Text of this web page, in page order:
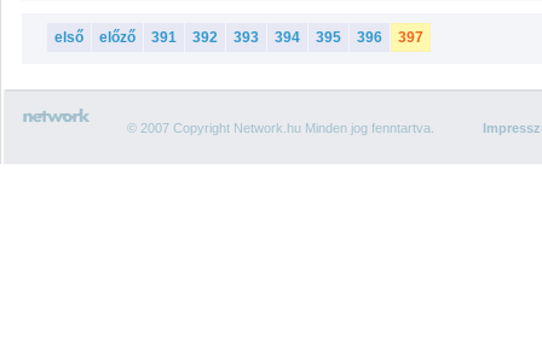
első előző 391 392 393 394 395 396 397
© 2007 Copyright Network.hu Minden jog fenntartva.